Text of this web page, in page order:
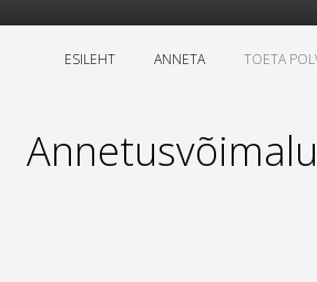
ESILEHT ANNETA TOETA